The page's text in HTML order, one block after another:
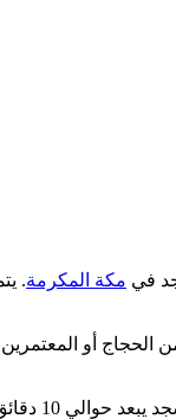
في مكة المكرمة.
من الحجاج أو
يُعتبر السكن في فنادق